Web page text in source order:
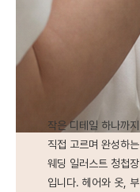
작은 디테일 하나까지
직접 고르며 완성하는
웨딩 일러스트 청첩장
입니다. 헤어와 옷, 부